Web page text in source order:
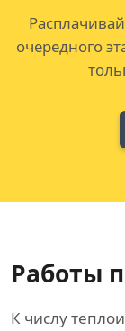
очередного
Работы
К числу